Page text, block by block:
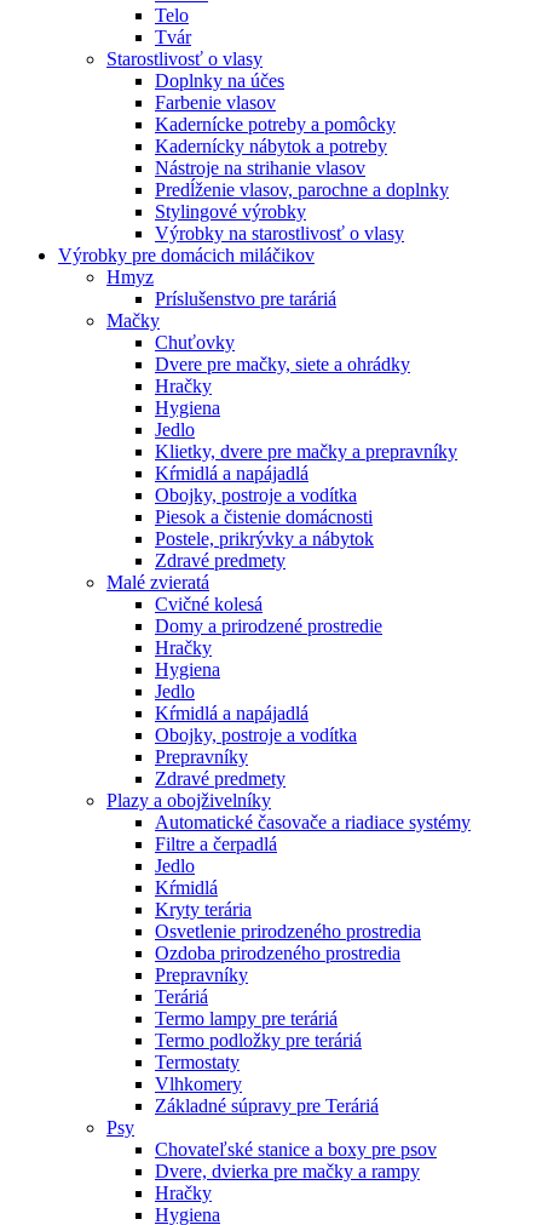
Telo
Tvár
Starostlivosť o vlasy
Doplnky na účes
Farbenie vlasov
Kadernícke potreby a pomôcky
Kadernícky nábytok a potreby
Nástroje na strihanie vlasov
Predĺženie vlasov, parochne a doplnky
Stylingové výrobky
Výrobky na starostlivosť o vlasy
Výrobky pre domácich miláčikov
Hmyz
Príslušenstvo pre taráriá
Mačky
Chuťovky
Dvere pre mačky, siete a ohrádky
Hračky
Hygiena
Jedlo
Klietky, dvere pre mačky a prepravníky
Kŕmidlá a napájadlá
Obojky, postroje a vodítka
Piesok a čistenie domácnosti
Postele, prikrývky a nábytok
Zdravé predmety
Malé zvieratá
Cvičné kolesá
Domy a prirodzené prostredie
Hračky
Hygiena
Jedlo
Kŕmidlá a napájadlá
Obojky, postroje a vodítka
Prepravníky
Zdravé predmety
Plazy a obojživelníky
Automatické časovače a riadiace systémy
Filtre a čerpadlá
Jedlo
Kŕmidlá
Kryty terária
Osvetlenie prirodzeného prostredia
Ozdoba prirodzeného prostredia
Prepravníky
Teráriá
Termo lampy pre teráriá
Termo podložky pre teráriá
Termostaty
Vlhkomery
Základné súpravy pre Teráriá
Psy
Chovateľské stanice a boxy pre psov
Dvere, dvierka pre mačky a rampy
Hračky
Hygiena